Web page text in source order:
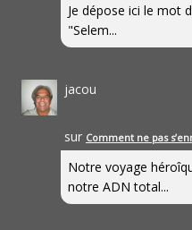
Je dépose ici le mot
"Selem...
jacou
sur Comment ne pas
Notre voyage
notre ADN total...